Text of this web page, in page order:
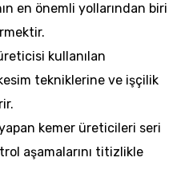
en önemli yollarından biri
kullanılan
tekniklerine ve işçilik
kemer üreticileri seri
aşamalarını titizlikle